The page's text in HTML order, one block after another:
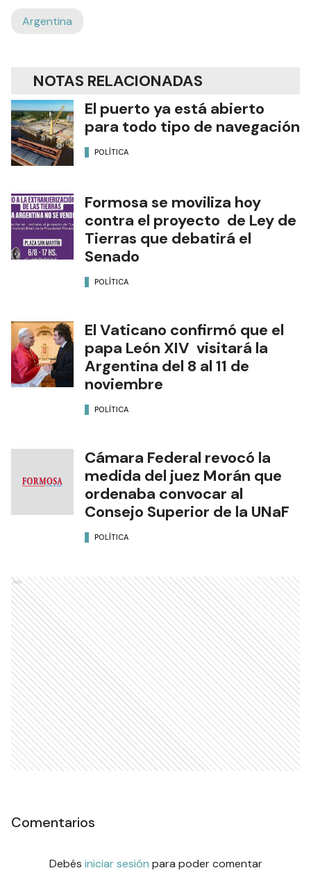
Argentina
NOTAS RELACIONADAS
El puerto ya está abierto
para todo tipo de navegación
POLÍTICA
Formosa se moviliza hoy
contra el proyecto de Ley de
Tierras que debatirá el
Senado
POLÍTICA
El Vaticano confirmó que el
papa León XIV visitará la
Argentina del 8 al 11 de
noviembre
POLÍTICA
Cámara Federal revocó la
medida del juez Morán que
ordenaba convocar al
Consejo Superior de la UNaF
POLÍTICA
Ads
Comentarios
Debés iniciar sesión para poder comentar